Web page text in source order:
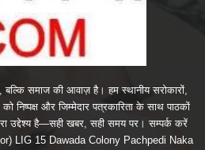
बल्कि समाज की आवाज़ है। हम स्थानीय सरोकारों,
निष्पक्ष और जिम्मेदार पत्रकारिता के साथ पाठकों
उद्देश्य है—सही खबर, सही समय पर। सम्पर्क करें
LIG 15 Dawada Colony Pachpedi Naka